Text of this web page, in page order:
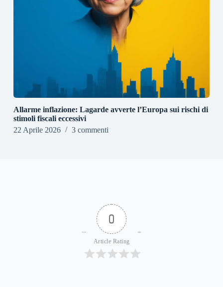
Allarme inflazione: Lagarde avverte l’Europa sui rischi di
stimoli fiscali eccessivi
22 Aprile 2026
3 commenti
0
Article Rating